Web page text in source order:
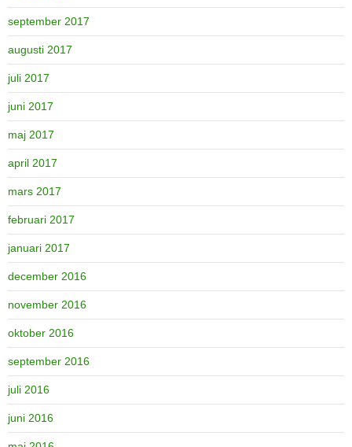
september 2017
augusti 2017
juli 2017
juni 2017
maj 2017
april 2017
mars 2017
februari 2017
januari 2017
december 2016
november 2016
oktober 2016
september 2016
juli 2016
juni 2016